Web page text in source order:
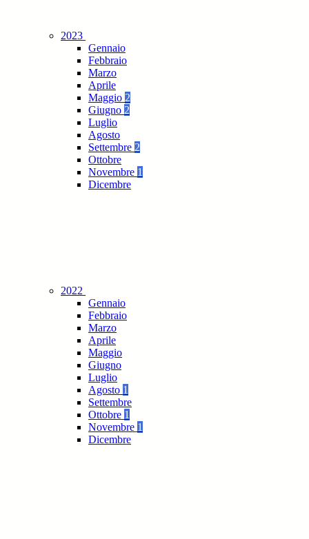
2023
Gennaio
Febbraio
Marzo
Aprile
Maggio 2
Giugno 2
Luglio
Agosto
Settembre 2
Ottobre
Novembre 1
Dicembre
2022
Gennaio
Febbraio
Marzo
Aprile
Maggio
Giugno
Luglio
Agosto 1
Settembre
Ottobre 1
Novembre 1
Dicembre